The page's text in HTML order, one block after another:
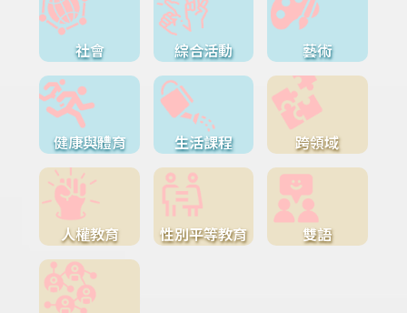
社會 綜合活動 藝術
健康與體育 生活課程 跨領域
人權教育 性別平等教育 雙語